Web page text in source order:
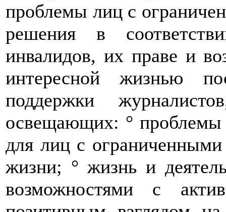
проблемы лиц с
решения в
инвалидов, их праве и
интересной жизнью
поддержки
освещающих: ° проблемы
для лиц с
жизни; ° жизнь и
возможностями с